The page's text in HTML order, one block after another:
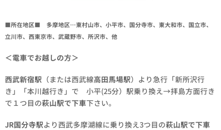
■所在地区■ 多摩地区…東村山市、小平市、国分寺市、東大和市、国立市、
立川市、西東京市、武蔵野市、所沢市、他
＜電車でお越しの方＞
西武新宿駅 （または西武線高田馬場駅）より急行「新所沢行
き」「本川越行き」で 小平(25分）駅乗り換え→拝島方面行き
で１つ目の萩山駅で下車下さい。
JR国分寺駅より西武多摩湖線に乗り換え3つ目の萩山駅で下車